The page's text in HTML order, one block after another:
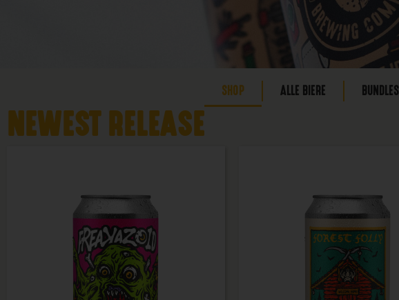
SHOP ALLE BIERE BUNDLES
NEWEST RELEASE